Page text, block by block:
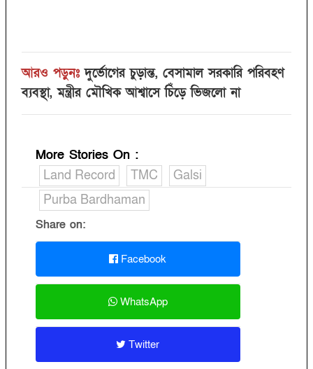
আরও পড়ুনঃ দুর্ভোগের চুড়ান্ত, বেসামাল সরকারি পরিবহণ
ব্যবস্থা, মন্ত্রীর মৌখিক আশ্বাসে চিঁড়ে ভিজলো না
More Stories On :
Land Record
TMC
Galsi
Purba Bardhaman
Share on:
Facebook
WhatsApp
Twitter